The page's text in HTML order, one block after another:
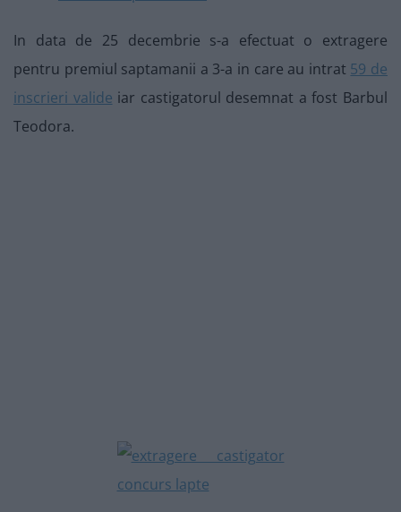
In data de 25 decembrie s-a efectuat o extragere
pentru premiul saptamanii a 3-a in care au intrat 59 de
inscrieri valide iar castigatorul desemnat a fost Barbul
Teodora.